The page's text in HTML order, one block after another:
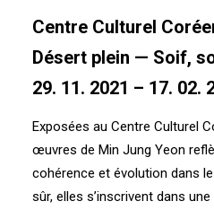
Centre Culturel
Désert plein — Soif,
29. 11. 2021 – 17. 02.
Exposées au Centre Culturel
œuvres de Min Jung Yeon
cohérence et évolution dans le
sûr, elles s’inscrivent dans